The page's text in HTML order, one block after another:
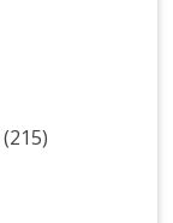
(215)